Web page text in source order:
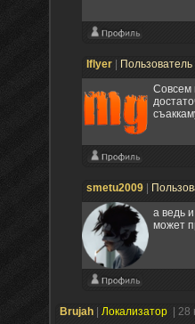
Iflyer | Пользователь
Совсем
smetu2009 |
а ведь
может
Brujah | Локализатор | 28